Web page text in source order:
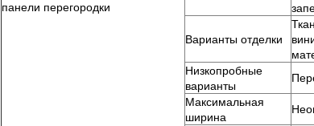
панели перегородки
Варианты отделки
Низкопробные
варианты
Максимальная
ширина